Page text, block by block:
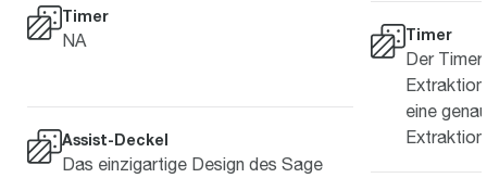
Timer
NA
Assist-Deckel
Das einzigartige Design des Sage
Timer
Der
eine